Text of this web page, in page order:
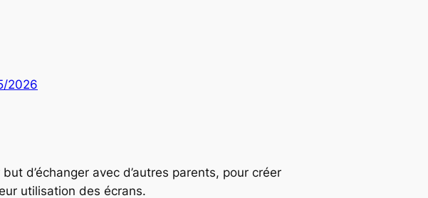
2026
d’échanger avec d’autres parents, pour créer
utilisation des écrans.